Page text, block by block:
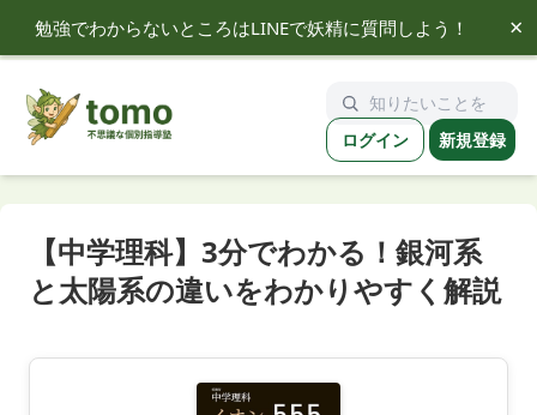
勉強でわからないところはLINEで妖精に質問しよう！ ×
tomo ログイン 新規登録
【中学理科】3分でわかる！銀河系
と太陽系の違いをわかりやすく解説